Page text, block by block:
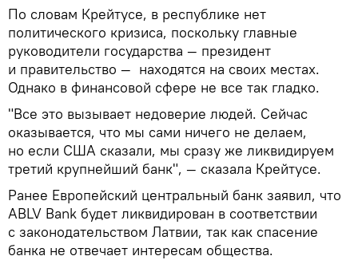
По словам Крейтусе, в республике нет
политического кризиса, поскольку главные
руководители государства — президент
и правительство — находятся на своих местах.
Однако в финансовой сфере не все так гладко.
"Все это вызывает недоверие людей. Сейчас
оказывается, что мы сами ничего не делаем,
но если США сказали, мы сразу же ликвидируем
третий крупнейший банк", — сказала Крейтусе.
Ранее Европейский центральный банк заявил, что
ABLV Bank будет ликвидирован в соответствии
с законодательством Латвии, так как спасение
банка не отвечает интересам общества.